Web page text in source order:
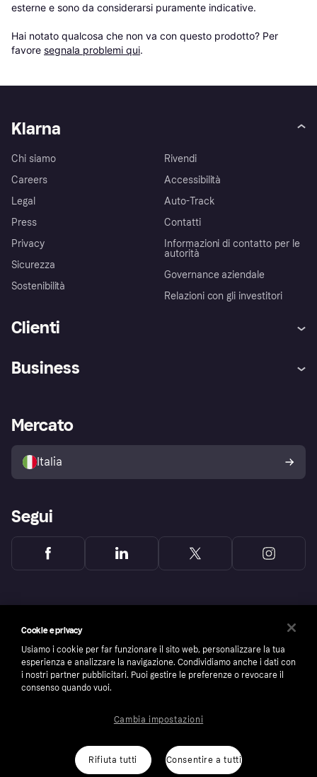
esterne e sono da considerarsi puramente indicative.
Hai notato qualcosa che non va con questo prodotto? Per
favore segnala problemi qui.
Klarna
Chi siamo
Careers
Legal
Press
Privacy
Sicurezza
Sostenibilità
Rivendi
Accessibilità
Auto-Track
Contatti
Informazioni di contatto per le
autorità
Governance aziendale
Relazioni con gli investitori
Clienti
Esplora i negozi
Politica di protezione
dell'acquirente Klarna
Business
Accesso aziende
Mercato
Italia
Segui
number: 556737-0431
Cookies Klarna.com
Cookie e privacy
Usiamo i cookie per far funzionare il sito web, personalizzare la tua
esperienza e analizzare la navigazione. Condividiamo anche i dati con
i nostri partner pubblicitari. Puoi gestire le preferenze o revocare il
consenso quando vuoi.
Rifiuta tutti Consentire a tutti
Cambia impostazioni